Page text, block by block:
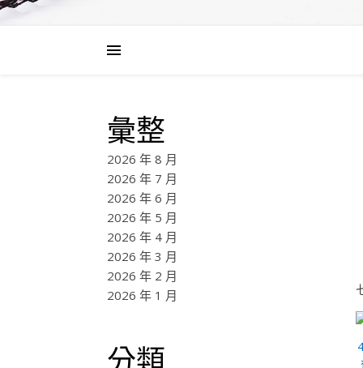
彙整
2026 年 8 月
2026 年 7 月
2026 年 6 月
2026 年 5 月
2026 年 4 月
2026 年 3 月
2026 年 2 月
2026 年 1 月
分類